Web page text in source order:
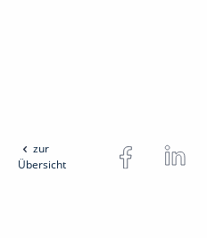
zur
Übersicht